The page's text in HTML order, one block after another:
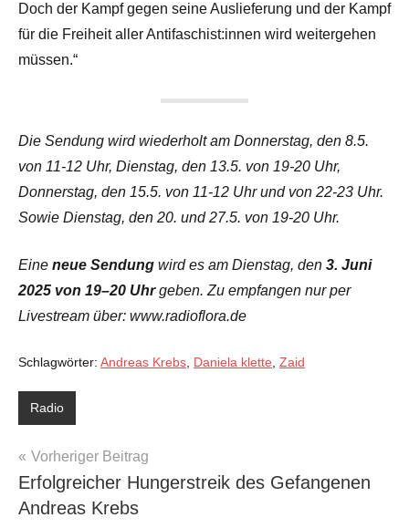
Doch der Kampf gegen seine Auslieferung und der Kampf
für die Freiheit aller Antifaschist:innen wird weitergehen
müssen.“
Die Sendung wird wiederholt am Donnerstag, den 8.5.
von 11-12 Uhr, Dienstag, den 13.5. von 19-20 Uhr,
Donnerstag, den 15.5. von 11-12 Uhr und von 22-23 Uhr.
Sowie Dienstag, den 20. und 27.5. von 19-20 Uhr.
Eine neue Sendung wird es am Dienstag, den 3. Juni
2025 von 19–20 Uhrgeben. Zu empfangen nur per
Livestream über: www.radioflora.de
Schlagwörter: Andreas Krebs Daniela klette Zaid
Radio
Beitragsnavigation
Vorheriger Beitrag
Erfolgreicher Hungerstreik des Gefangenen
Andreas Krebs